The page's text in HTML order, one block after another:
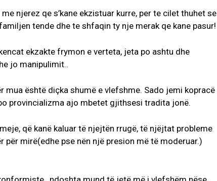
njerez qe s’kane ekzistuar kurre, per te cilet thuhet se
tende dhe te shfaqin ty nje merak qe kane pasur!
ekzakte frymon e verteta, jeta po ashtu dhe
jo manipulimit..
mua është diçka shumë e vlefshme. Sado jemi kopracë
provincializma ajo mbetet gjithsesi tradita jonë.
që kanë kaluar të njejtën rrugë, të njëjtat probleme
për mirë(edhe pse nën një presion më të moderuar.)